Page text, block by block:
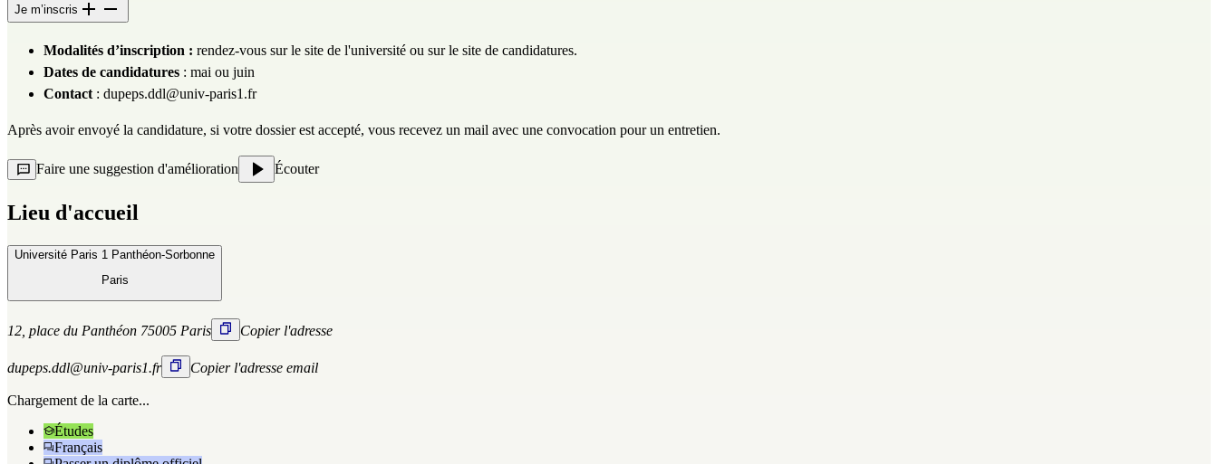
Je m’inscris
Modalités d’inscription : rendez-vous surle site de l'université ou sur le site de candidatures.
Dates de candidatures : mai ou juin
Contact : dupeps.ddl@univ-paris1.fr
Après avoir envoyé la candidature, si votre dossier est accepté, vous recevez un mail avec une convocation pour un entretien.
Faire une suggestion d'amélioration Écouter
Lieu d'accueil
Université Paris 1 Panthéon-Sorbonne
Paris
12, place du Panthéon 75005 Paris Copier l'adresse
dupeps.ddl@univ-paris1.fr Copier l'adresse email
Chargement de la carte...
Études
Français